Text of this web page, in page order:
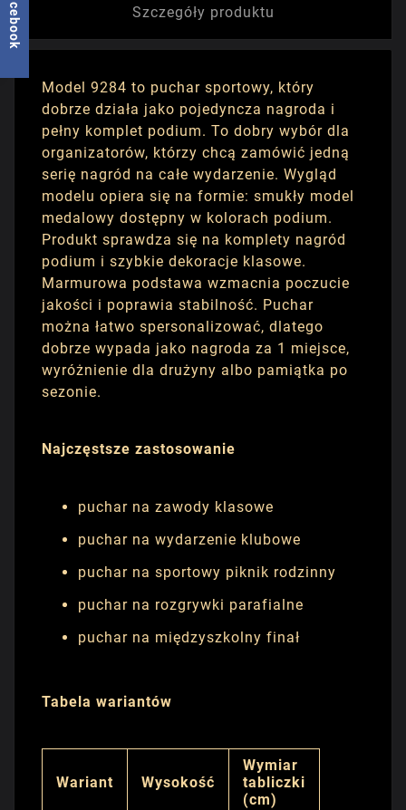
Szczegóły produktu
Model 9284 to puchar sportowy, który
dobrze działa jako pojedyncza nagroda i
pełny komplet podium. To dobry wybór dla
organizatorów, którzy chcą zamówić jedną
serię nagród na całe wydarzenie. Wygląd
modelu opiera się na formie: smukły model
medalowy dostępny w kolorach podium.
Produkt sprawdza się na komplety nagród
podium i szybkie dekoracje klasowe.
Marmurowa podstawa wzmacnia poczucie
jakości i poprawia stabilność. Puchar
można łatwo spersonalizować, dlatego
dobrze wypada jako nagroda za 1 miejsce,
wyróżnienie dla drużyny albo pamiątka po
sezonie.
Najczęstsze zastosowanie
puchar na zawody klasowe
puchar na wydarzenie klubowe
puchar na sportowy piknik rodzinny
puchar na rozgrywki parafialne
puchar na międzyszkolny finał
Tabela wariantów
Wariant Wysokość
Wymiar
tabliczki
(cm)
facebook